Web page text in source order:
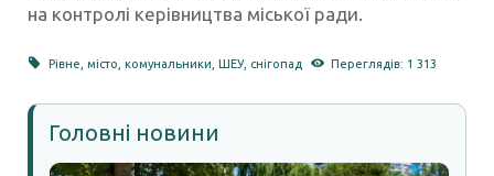
на контролі керівництва міської ради.
Рівне ,місто ,комунальники ,ШЕУ, снігопад Переглядів: 1 313
Головні новини